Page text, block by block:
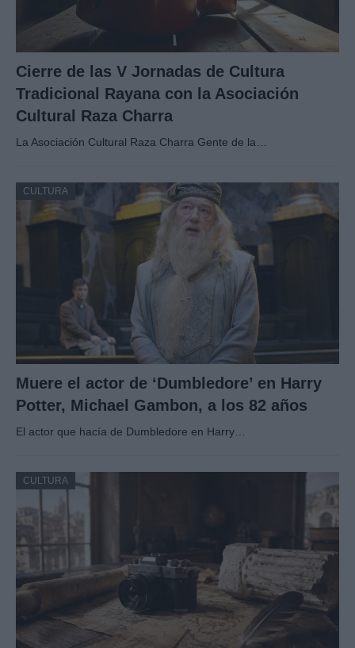
Cierre de las V Jornadas de Cultura
Tradicional Rayana con la Asociación
Cultural Raza Charra
La Asociación Cultural Raza Charra Gente de la…
CULTURA
Muere el actor de ‘Dumbledore’ en Harry
Potter, Michael Gambon, a los 82 años
El actor que hacía de Dumbledore en Harry…
CULTURA